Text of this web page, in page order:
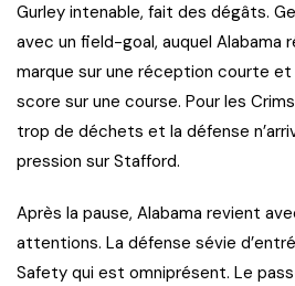
Gurley intenable, fait des dégâts.
avec un field-goal, auquel Alabama
marque sur une réception courte et
score sur une course. Pour les
trop de déchets et la défense
pression sur Stafford.
Après la pause, Alabama revient
attentions. La défense sévie
Safety qui est omniprésent. Le